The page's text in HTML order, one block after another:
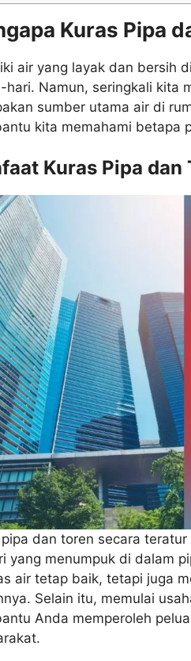
Kuras Pipa
air yang layak dan bersih
hari. Namun, seringkali kita
sumber utama air di
kita memahami betapa
Kuras Pipa dan
pipa dan toren secara
yang menumpuk di dalam
air tetap baik, tetapi juga
Selain itu, memulai
Anda memperoleh